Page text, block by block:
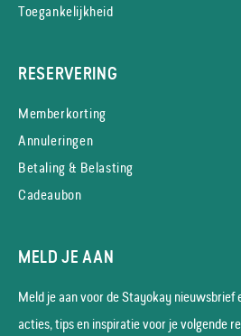
Toegankelijkheid
RESERVERING
Memberkorting
Annuleringen
Betaling & Belasting
Cadeaubon
MELD JE AAN
Meld je aan voor de Stayokay
acties, tips en inspiratie voor je volgende